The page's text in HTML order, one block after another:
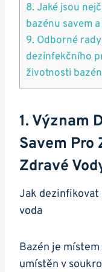
8. Jaké jsou
bazénu savem
9. Odborné
dezinfekčního
životnosti
1. Význam
Savem Pro
Zdravé
Jak dezinfikovat
voda
Bazén je
umístěn v